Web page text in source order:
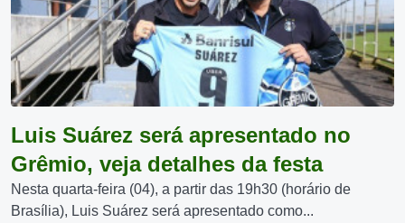
Luis Suárez será apresentado no
Grêmio, veja detalhes da festa
Nesta quarta-feira (04), a partir das 19h30 (horário de
Brasília), Luis Suárez será apresentado como...